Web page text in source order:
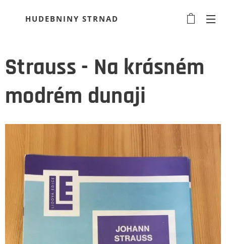
HUDEBNINY STRNAD
Strauss - Na krásném
modrém dunaji